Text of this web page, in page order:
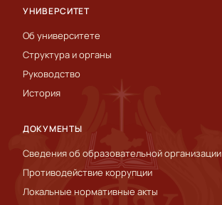
УНИВЕРСИТЕТ
Об университете
Структура и органы
Руководство
История
ДОКУМЕНТЫ
Сведения об образовательной организации
Противодействие коррупции
Локальные нормативные акты